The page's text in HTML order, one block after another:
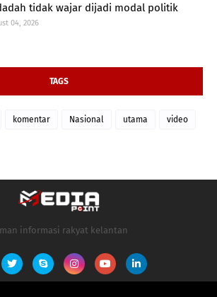
tidak wajar dijadi modal politik
04, 2026
TAGS
komentar Nasional utama video
informasi rakyat kelantan